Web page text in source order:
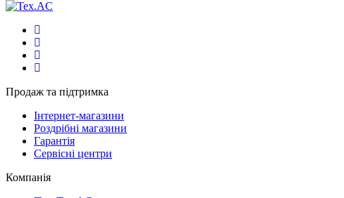
Продаж та підтримка
Інтернет-магазини
Роздрібні магазини
Гарантія
Сервісні центри
Компанія